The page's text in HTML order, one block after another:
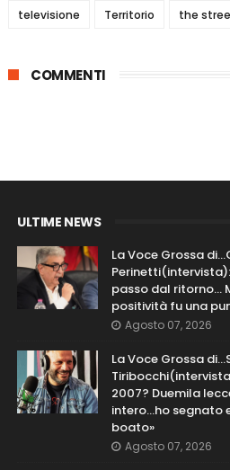
televisione Territorio the
COMMENTI
ULTIME NEWS
La Voce Grossa
passo dal ritorno...
positività fu una
Agosto 07, 2026
La Voce Grossa
2007? Duemila
intero...ho segnato
boato»
Agosto 07, 2026